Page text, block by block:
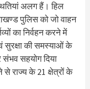
अलग हैं। हिल
पुलिस को जो वाहन
का निर्वहन करने में
सुरक्षा की समस्याओं के
संभव सहयोग दिया
राज्य के 21 क्षेत्रों के